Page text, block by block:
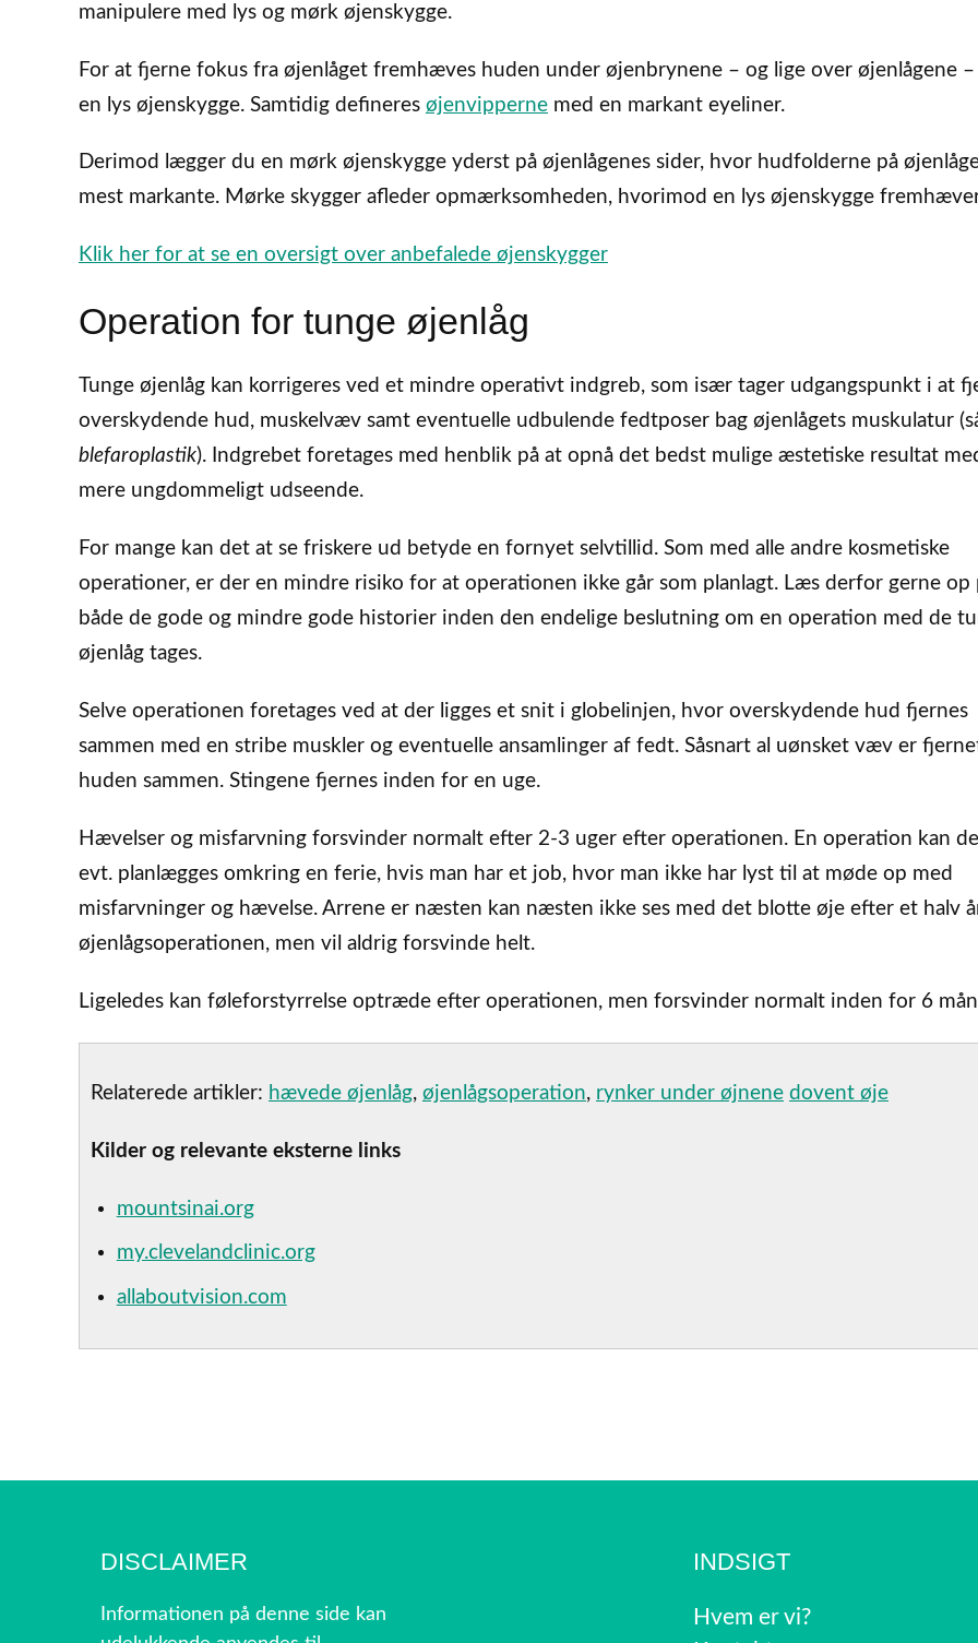
manipulere med lys og mørk øjenskygge.
For at fjerne fokus fra øjenlåget fremhæves huden under øjenbrynene – og lige over øjenlågene –
en lys øjenskygge. Samtidig defineres øjenvipperne med en markant eyeliner.
Derimod lægger du en mørk øjenskygge yderst på øjenlågenes sider, hvor hudfolderne på
mest markante. Mørke skygger afleder opmærksomheden, hvorimod en lys øjenskygge
Klik her for at se en oversigt over anbefalede øjenskygger
Operation for tunge øjenlåg
Tunge øjenlåg kan korrigeres ved et mindre operativt indgreb, som især tager udgangspunkt i at
overskydende hud, muskelvæv samt eventuelle udbulende fedtposer bag øjenlågets muskulatur
blefaroplastik). Indgrebet foretages med henblik på at opnå det bedst mulige æstetiske resultat
mere ungdommeligt udseende.
For mange kan det at se friskere ud betyde en fornyet selvtillid. Som med alle andre kosmetiske
operationer, er der en mindre risiko for at operationen ikke går som planlagt. Læs derfor gerne op
både de gode og mindre gode historier inden den endelige beslutning om en operation med de
øjenlåg tages.
Selve operationen foretages ved at der ligges et snit i globelinjen, hvor overskydende hud fjernes
sammen med en stribe muskler og eventuelle ansamlinger af fedt. Såsnart al uønsket væv er
huden sammen. Stingene fjernes inden for en uge.
Hævelser og misfarvning forsvinder normalt efter 2-3 uger efter operationen. En operation kan
evt. planlægges omkring en ferie, hvis man har et job, hvor man ikke har lyst til at møde op med
misfarvninger og hævelse. Arrene er næsten kan næsten ikke ses med det blotte øje efter et halv
øjenlågsoperationen, men vil aldrig forsvinde helt.
Ligeledes kan føleforstyrrelse optræde efter operationen, men forsvinder normalt inden for 6
Relaterede artikler: hævede øjenlåg, øjenlågsoperation, rynker under øjnene dovent øje
Kilder og relevante eksterne links
mountsinai.org
my.clevelandclinic.org
allaboutvision.com
DISCLAIMER
Informationen på denne side kan
INDSIGT
Hvem er vi?